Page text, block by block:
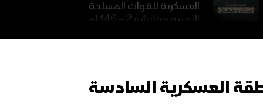
العسكرية للقوات المسلحة
اليمنية – فلاشة 2 – 1446هـ
العسكرية السادسة